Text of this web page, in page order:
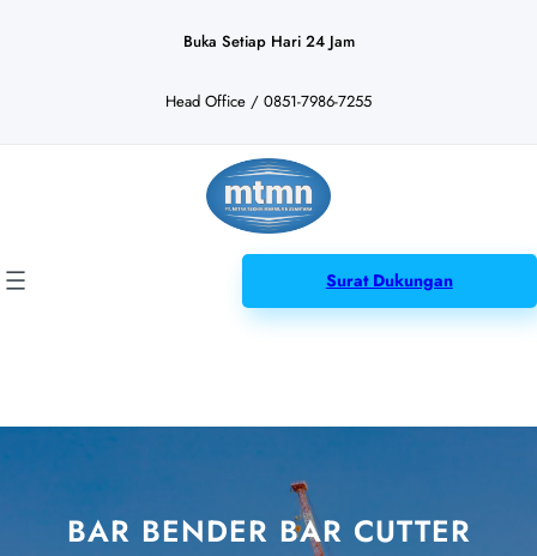
Buka Setiap Hari 24 Jam
Head Office / 0851-7986-7255
Surat Dukungan
BAR BENDER BAR CUTTER